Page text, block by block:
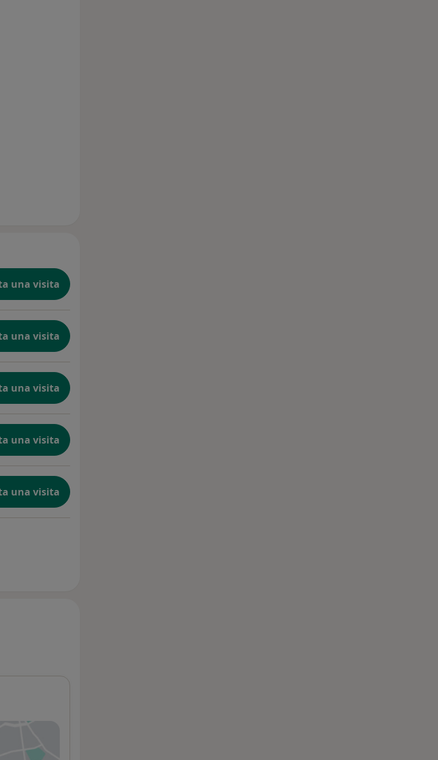
una visita
una visita
una visita
una visita
una visita